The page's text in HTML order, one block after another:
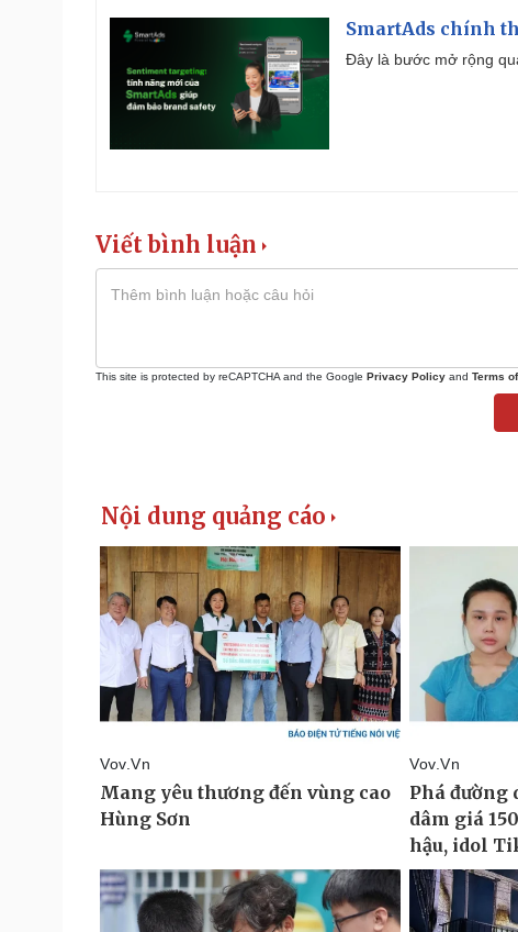
SmartAds chính
Đây là bước mở rộng
Viết bình luận
This site is protected by reCAPTCHA and the Google Privacy Policy and Terms